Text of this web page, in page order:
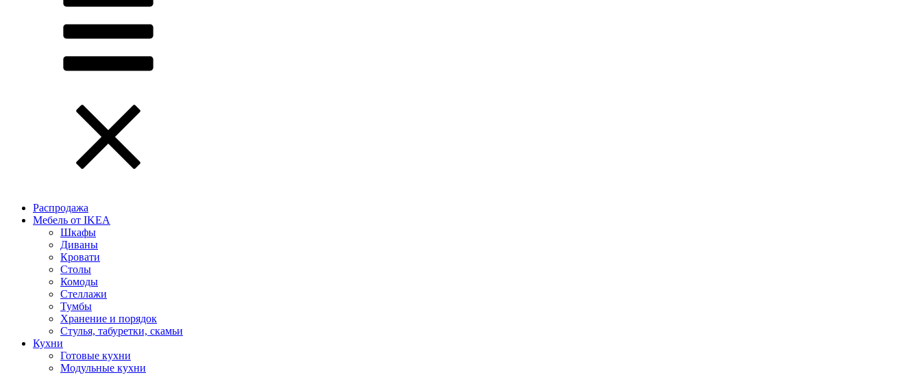
Распродажа
Мебель от IKEA
Шкафы
Диваны
Кровати
Столы
Комоды
Стеллажи
Тумбы
Хранение и порядок
Стулья, табуретки, скамьи
Кухни
Готовые кухни
Модульные кухни